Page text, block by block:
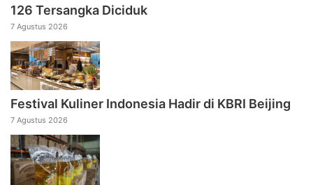
126 Tersangka Diciduk
7 Agustus 2026
Festival Kuliner Indonesia Hadir di KBRI Beijing
7 Agustus 2026